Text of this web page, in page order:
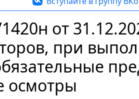
от
при
осмотры